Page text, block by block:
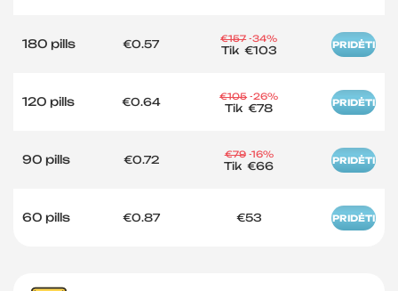
180 pills €0.57 €157 -34%
Tik €103 PRIDĖTI
120 pills €0.64 €105 -26%
Tik€78 PRIDĖTI
90 pills €0.72 €79 -16%
Tik€66 PRIDĖTI
60 pills €0.87 €53 PRIDĖTI